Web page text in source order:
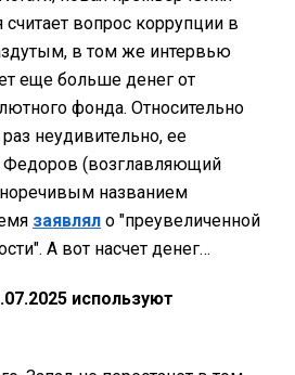
вопрос коррупции в
в том же интервью
еще больше денег от
фонда. Относительно
неудивительно, ее
Федоров (возглавляющий
названием
заявлял о "преувеличенной
А вот насчет денег…
используют